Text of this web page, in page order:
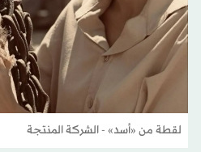
لقطة من «أسد» - الشركة المنتجة